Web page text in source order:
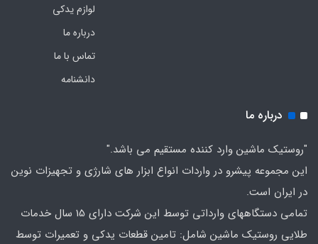
لوازم یدکی
درباره ما
تماس با ما
دانشنامه
درباره ما
"روستیک ماشین وارد کننده مستقیم می باشد."
این مجموعه پیشرو در واردات انواع ابزار های شارژی و تجهیزات نوین
در ایران است.
تمامی دستگاههای وارداتی توسط این شرکت دارای 15 سال خدمات
طلایی روستیک ماشین شامل: تامین قطعات یدکی و تعمیرات توسط